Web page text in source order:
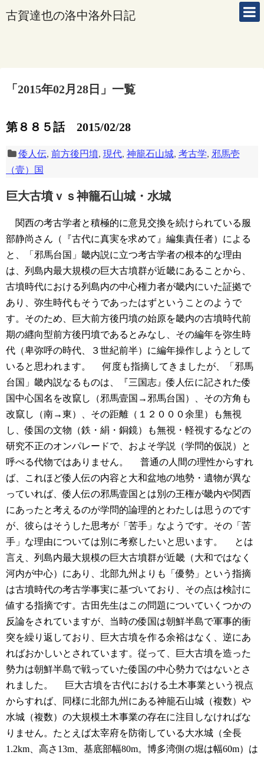
古賀達也の洛中洛外日記
「 2015年02月28日 」 一覧
第８８５話 2015/02/28
倭人伝, 前方後円墳, 現代, 神籠石山城, 考古学, 邪馬壱
（壹）国
巨大古墳ｖｓ神籠石山城・水城
関西の考古学者と積極的に意見交換を続けられている服
部静尚さん（『古代に真実を求めて』編集責任者）による
と、「邪馬台国」畿内説に立つ考古学者の根本的な理由
は、列島内最大規模の巨大古墳群が近畿にあることから、
古墳時代における列島内の中心権力者が畿内にいた証拠で
あり、弥生時代もそうであったはずということのようで
す。そのため、巨大前方後円墳の始原を畿内の古墳時代前
期の纒向型前方後円墳であるとみなし、その編年を弥生時
代（卑弥呼の時代、３世紀前半）に編年操作しようとして
いると思われます。
何度も指摘してきましたが、「邪馬
台国」畿内説なるものは、『三国志』倭人伝に記された倭
国中心国名を改竄し（邪馬壹国→邪馬台国）、その方角も
改竄し（南→東）、その距離（１２０００余里）も無視
し、倭国の文物（鉄・絹・銅鏡）も無視・軽視するなどの
研究不正のオンパレードで、およそ学説（学問的仮説）と
呼べる代物ではありません。
普通の人間の理性からすれ
ば、これほど倭人伝の内容と大和盆地の地勢・遺物が異な
っていれば、倭人伝の邪馬壹国とは別の王権が畿内や関西
にあったと考えるのが学問的論理的とわたしは思うのです
が、彼らはそうした思考が「苦手」なようです。その「苦
手」な理由については別に考察したいと思います。
とは
言え、列島内最大規模の巨大古墳群が近畿（大和ではなく
河内が中心）にあり、北部九州よりも「優勢」という指摘
は古墳時代の考古学事実に基づいており、その点は検討に
値する指摘です。古田先生はこの問題についていくつかの
反論をされていますが、当時の倭国は朝鮮半島で軍事的衝
突を繰り返しており、巨大古墳を作る余裕はなく、逆にあ
ればおかしいとされています。従って、巨大古墳を造った
勢力は朝鮮半島で戦っていた倭国の中心勢力ではないとさ
れました。
巨大古墳を古代における土木事業という視点
からすれば、同様に北部九州にある神籠石山城（複数）や
水城（複数）の大規模土木事業の存在に注目しなければな
りません。たとえば太宰府を防衛している大水城（全長
1.2km、高さ13m、基底部幅80m。博多湾側の堀は幅60m）は